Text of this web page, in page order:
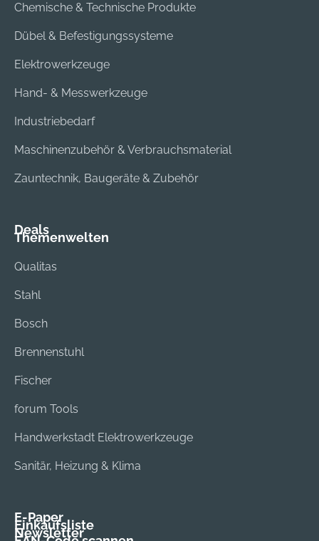
Chemische & Technische Produkte
Dübel & Befestigungssysteme
Elektrowerkzeuge
Hand- & Messwerkzeuge
Industriebedarf
Maschinenzubehör & Verbrauchsmaterial
Zauntechnik, Baugeräte & Zubehör
Deals
Themenwelten
Qualitas
Stahl
Bosch
Brennenstuhl
Fischer
forum Tools
Handwerkstadt Elektrowerkzeuge
Sanitär, Heizung & Klima
E-Paper
Einkaufsliste
Newsletter